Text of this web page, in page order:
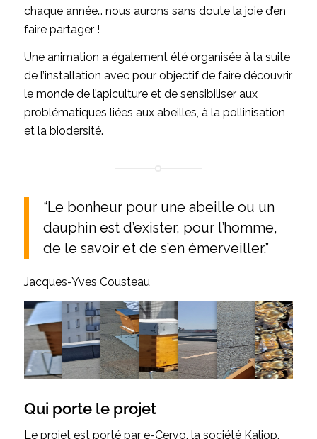
chaque année… nous aurons sans doute la joie d’en
faire partager !
Une animation a également été organisée à la suite
de l’installation avec pour objectif de faire découvrir
le monde de l’apiculture et de sensibiliser aux
problématiques liées aux abeilles, à la pollinisation
et la biodersité.
“Le bonheur pour une abeille ou un
dauphin est d’exister, pour l’homme,
de le savoir et de s’en émerveiller.”
Jacques-Yves Cousteau
Qui porte le projet
Le projet est porté par e-Cervo, la société Kaliop,